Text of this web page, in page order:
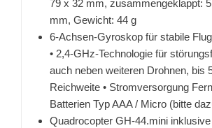
79 x 32 mm, zusammengeklappt:
mm, Gewicht: 44 g
6-Achsen-Gyroskop für stabile
• 2,4-GHz-Technologie für
auch neben weiteren Drohnen, bis
Reichweite • Stromversorgung
Batterien Typ AAA / Micro (bitte
Quadrocopter GH-44.mini inklusive